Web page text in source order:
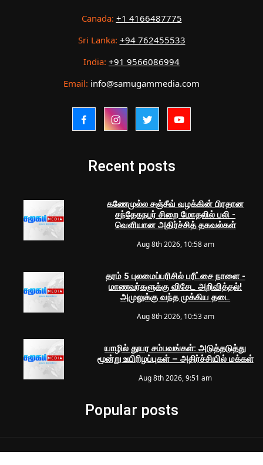
Canada: +1 4166487775
Sri Lanka: +94 762455533
India: +91 9566086994
Email: info@samugammedia.com
Recent posts
கணேமுல்ல சஞ்சீவ் வழக்கின் பிரதான
சந்தேகநபர் சிறை மோதலில் பலி -
வெளியான அதிர்ச்சித் தகவல்கள்
Aug 8th 2026, 10:58 am
தரம் 5 புலமைப்பரிசில் பரீட்சை நாளை -
மாணவர்களுக்கு விசேட அறிவித்தல்!
அமுலுக்கு வந்த முக்கிய தடை
Aug 8th 2026, 10:53 am
யாழில் துயர சம்பவங்கள்: அடுத்தடுத்து
மூன்று உயிரிழப்புகள் – அதிர்ச்சியில் மக்கள்
Aug 8th 2026, 9:51 am
Popular posts